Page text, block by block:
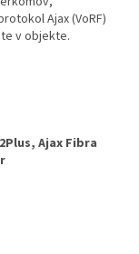
Ajax (VoRF)
v objekte.
Ajax Fibra